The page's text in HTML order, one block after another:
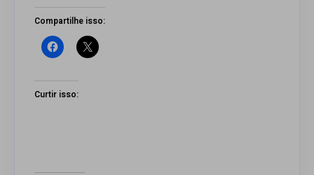
Compartilhe isso:
Curtir isso: